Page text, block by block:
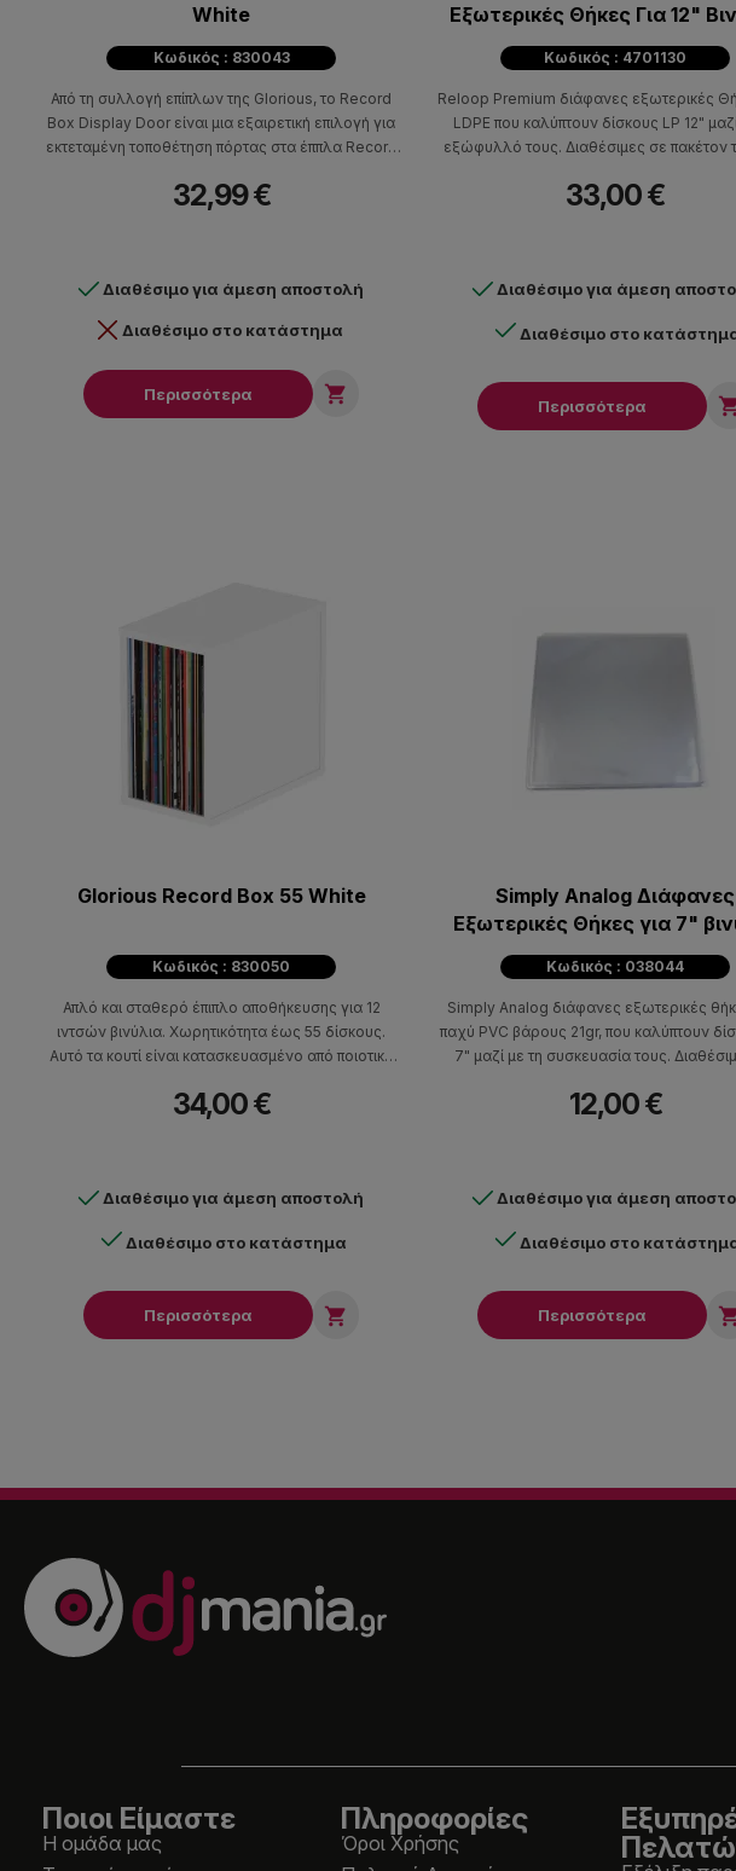
White
Κωδικός : 830043
Από τη συλλογή επίπλων της Glorious, το Record
Box Display Door είναι μια εξαιρετική επιλογή για
εκτεταμένη τοποθέτηση πόρτας στα έππλα Record
32,99 €
Διαθέσιμο για άμεση αποστολή
Διαθέσιμο στο κατάστημα
Περισσότερα 
Εξωτερικές Θήκες Για 12"
(Συσκευασία 100 τμχ)
Κωδικός : 4701130
Reloop Premium διάφανες εξωτερικές
LDPE που καλύπτουν δίσκους LP 12"
εξώφυλλό τους. Διαθέσιμες σε πακέτον
33,00 €
Διαθέσιμο για άμεση
Διαθέσιμο στο
Περισσότερα
Glorious Record Box 55 White
Κωδικός : 830050
Απλό και σταθερό έπιπλο αποθήκευσης για 12
ιντσών βινύλια. Χωρητικότητα έως 55 δίσκους.
Αυτό τα κουτί είναι κατασκευασμένο από ποιοτικό
34,00 €
Διαθέσιμο για άμεση αποστολή
Διαθέσιμο στο κατάστημα
Περισσότερα 
Simply Analog Διάφανες
Εξωτερικές Θήκες για 7"
από Παχύ PVC (Συσκευασία
τμχ)
Κωδικός : 038044
Simply Analog διάφανες εξωτερικές
παχύ PVC βάρους 21gr, που καλύπτουν
7" μαζί με τη συσκευασία τους.
12,00 €
Διαθέσιμο για άμεση
Διαθέσιμο στο
Περισσότερα
Ποιοι Είμαστε
Η ομάδα μας
Πληροφορίες
Όροι Χρήσης